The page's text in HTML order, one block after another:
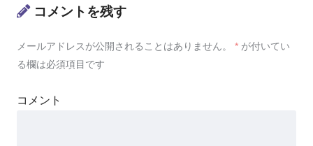
コメントを残す
メールアドレスが公開されることはありません。 * が付いてい
る欄は必須項目です
コメント